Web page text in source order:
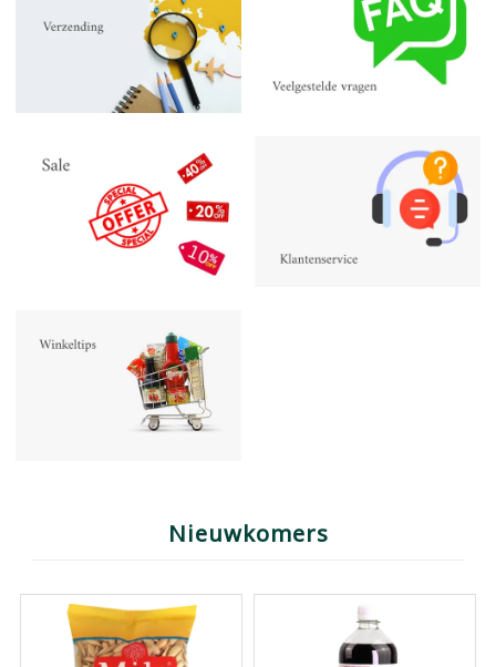
Nieuwkomers